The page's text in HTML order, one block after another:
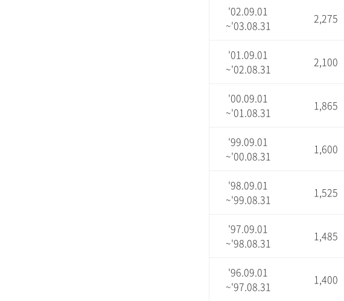
'02.09.01
~'03.08.31
2,275
'01.09.01
~'02.08.31
2,100
'00.09.01
~'01.08.31
1,865
'99.09.01
~'00.08.31
1,600
'98.09.01
~'99.08.31
1,525
'97.09.01
~'98.08.31
1,485
'96.09.01
~'97.08.31
1,400